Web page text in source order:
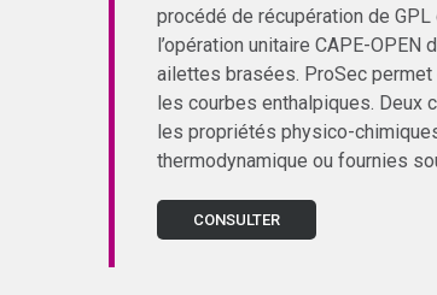
procédé de récupération de
l’opération unitaire CAPE-
ailettes brasées. ProSec
les courbes enthalpiques. Deux
les propriétés physico-
thermodynamique ou fournies
CONSULTER